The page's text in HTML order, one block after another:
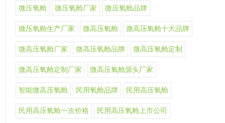
微压氧舱 微压氧舱厂家 微压氧舱品牌
微压氧舱生产厂家 微高压氧舱 微高压氧舱十大品牌
微高压氧舱厂家 微高压氧舱品牌 微高压氧舱定制
微高压氧舱定制厂家 微高压氧舱源头厂家
智能微高压氧舱 民用氧舱品牌 民用高压氧舱
民用高压氧舱一次价格 民用高压氧舱上市公司